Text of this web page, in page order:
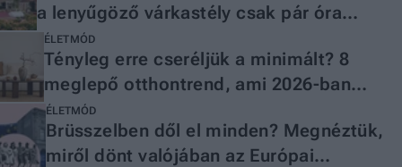
a lenyűgöző várkastély csak pár óra
autóval Magyarországról
ÉLETMÓD
Tényleg erre cseréljük a minimált? 8
meglepő otthontrend, ami 2026-ban
mindent visz
ÉLETMÓD
Brüsszelben dől el minden? Megnéztük,
miről dönt valójában az Európai